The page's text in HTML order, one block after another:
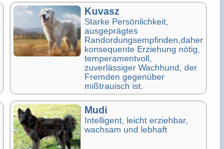
Kuvasz
Starke Persönlichkeit,
ausgeprägtes
Randordungsempfinden,daher
konsequente Erziehung nötig,
temperamentvoll,
zuverlässiger Wachhund, der
Fremden gegenüber
mißtrauisch ist.
Mudi
Intelligent, leicht erziehbar,
wachsam und lebhaft